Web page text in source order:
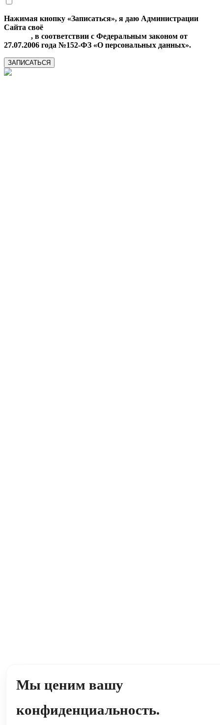
Нажимая кнопку «Записаться», я даю Администрации
Сайта своё
, в соответствии с Федеральным законом от
27.07.2006 года №152-ФЗ «О персональных данных».
ЗАПИСАТЬСЯ
Мы ценим вашу
конфиденциальность.